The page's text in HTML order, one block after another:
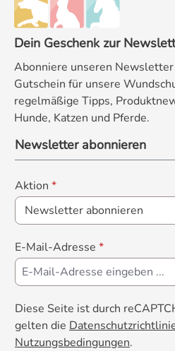
Dein Geschenk zur
Abonniere unseren
Gutschein für unsere
regelmäßige Tipps,
Hunde, Katzen und Pferde.
Newsletter abonnieren
Aktion *
E-Mail-Adresse *
Diese Seite ist durch
gelten die
Nutzungsbedingungen.